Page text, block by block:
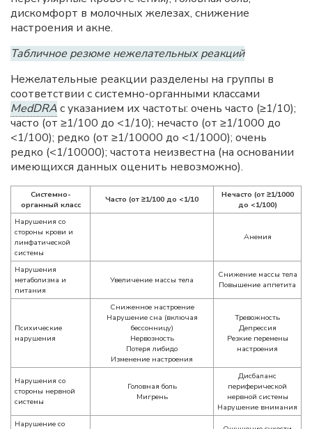
дискомфорт в молочных железах, снижение
настроения и акне.
Табличное резюме нежелательных реакций
Нежелательные реакции разделены на группы в
соответствии с системно-органными классами
MedDRAс указанием их частоты: очень часто (≥1/10);
часто (от ≥1/100 до <1/10); нечасто (от ≥1/1000 до
<1/100); редко (от ≥1/10000 до <1/1000); очень
редко (<1/10000); частота неизвестна (на основании
имеющихся данных оценить невозможно).
Системно-
органный класс
Часто (от ≥1/100 до <1/10
Нечасто (от ≥1/1000
до <1/100)
Нарушения со
стороны крови и
лимфатической
системы
Анемия
Нарушения
метаболизма и
питания
Увеличение массы тела
Снижение массы тела
Повышение аппетита
Психические
нарушения
Сниженное настроение
Нарушение сна (включая
бессонницу)
Нервозность
Потеря либидо
Изменение настроения
Тревожность
Депрессия
Резкие перемены
настроения
Нарушения со
стороны нервной
системы
Головная боль
Мигрень
Дисбаланс
периферической
нервной системы
Нарушение внимания
Нарушение со